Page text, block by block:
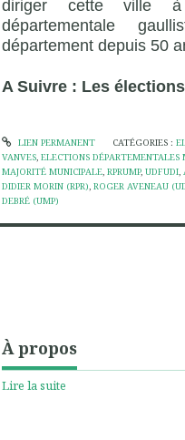
diriger cette ville
départementale
département depuis 50
A Suivre : Les
LIEN PERMANENT CATÉGORIES :
VANVES, ELECTIONS DÉPARTEMENTALES
MAJORITÉ MUNICIPALE, RPRUMP, UDFUDI,
DIDIER MORIN (RPR), ROGER AVENEAU
DEBRÉ (UMP)
À propos
Lire la suite